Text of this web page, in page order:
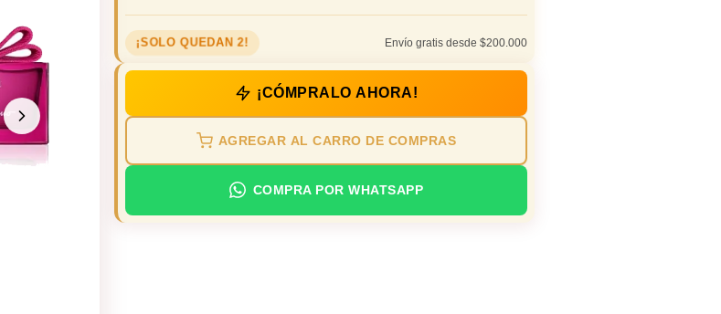
¡SOLO QUEDAN 2! Envío gratis desde $200.000
¡CÓMPRALO AHORA!
AGREGAR AL CARRO DE COMPRAS
COMPRA POR WHATSAPP